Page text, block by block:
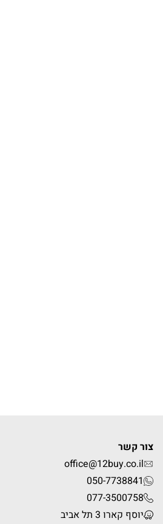
צור קשר
office@12buy.co.il
050-7738841
077-3500758
יוסף קארו 3 תל אביב